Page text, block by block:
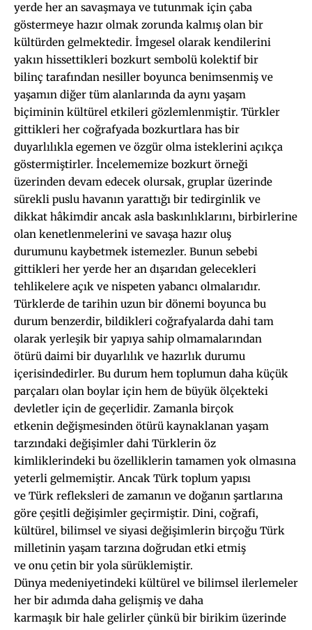
yerde her an savaşmaya ve tutunmak için çaba
göstermeye hazır olmak zorunda kalmış olan bir
kültürden gelmektedir. İmgesel olarak kendilerini
yakın hissettikleri bozkurt sembolü kolektif bir
bilinç tarafından nesiller boyunca benimsenmiş ve
yaşamın diğer tüm alanlarında da aynı yaşam
biçiminin kültürel etkileri gözlemlenmiştir. Türkler
gittikleri her coğrafyada bozkurtlara has bir
duyarlılıkla egemen ve özgür olma isteklerini açıkça
göstermiştirler. İncelememize bozkurt örneği
üzerinden devam edecek olursak, gruplar üzerinde
sürekli puslu havanın yarattığı bir tedirginlik ve
dikkat hâkimdir ancak asla baskınlıklarını, birbirlerine
olan kenetlenmelerini ve savaşa hazır oluş
durumunu kaybetmek istemezler. Bunun sebebi
gittikleri her yerde her an dışarıdan gelecekleri
tehlikelere açık ve nispeten yabancı olmalarıdır.
Türklerde de tarihin uzun bir dönemi boyunca bu
durum benzerdir, bildikleri coğrafyalarda dahi tam
olarak yerleşik bir yapıya sahip olmamalarından
ötürü daimi bir duyarlılık ve hazırlık durumu
içerisindedirler. Bu durum hem toplumun daha küçük
parçaları olan boylar için hem de büyük ölçekteki
devletler için de geçerlidir. Zamanla birçok
etkenin değişmesinden ötürü kaynaklanan yaşam
tarzındaki değişimler dahi Türklerin öz
kimliklerindeki bu özelliklerin tamamen yok olmasına
yeterli gelmemiştir. Ancak Türk toplum yapısı
ve Türk refleksleri de zamanın ve doğanın şartlarına
göre çeşitli değişimler geçirmiştir. Dini, coğrafi,
kültürel, bilimsel ve siyasi değişimlerin birçoğu Türk
milletinin yaşam tarzına doğrudan etki etmiş
ve onu çetin bir yola sürüklemiştir.
Dünya medeniyetindeki kültürel ve bilimsel ilerlemeler
her bir adımda daha gelişmiş ve daha
karmaşık bir hale gelirler çünkü bir birikim üzerinde